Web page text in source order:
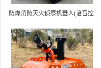
防爆消防灭火侦察机器人(语音控
RXR-MC80BD（第7代）